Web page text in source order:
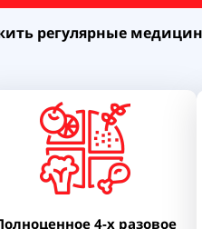
регулярные
4-х разовое